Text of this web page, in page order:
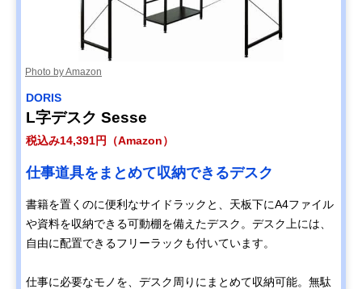
Photo by Amazon
‎DORIS
L字デスク Sesse
税込み14,391円（Amazon）
仕事道具をまとめて収納できるデスク
書籍を置くのに便利なサイドラックと、天板下にA4ファイル
や資料を収納できる可動棚を備えたデスク。デスク上には、
自由に配置できるフリーラックも付いています。
仕事に必要なモノを、デスク周りにまとめて収納可能。無駄